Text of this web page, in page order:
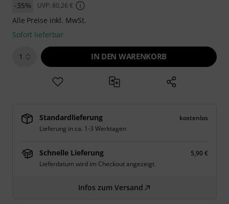
-35% UVP: 80,26 €
Alle Preise inkl. MwSt.
Sofort lieferbar
1 IN DEN WARENKORB
Standardlieferung
kostenlos
Lieferung in ca. 1-3 Werktagen
Schnelle Lieferung
5,90 €
Lieferdatum wird im Checkout angezeigt.
Infos zum Versand